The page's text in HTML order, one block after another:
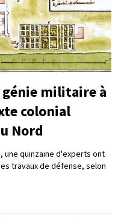
génie militaire à
colonial
Nord
une quinzaine d'experts ont
travaux de défense, selon